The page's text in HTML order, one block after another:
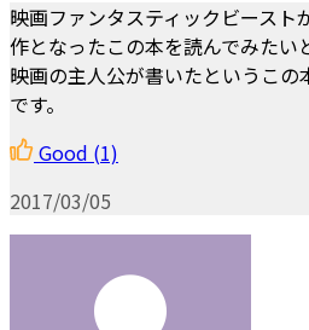
映画ファンタスティックビースト
作となったこの本を読んでみたい
映画の主人公が書いたというこの
です。
Good (1)
2017/03/05